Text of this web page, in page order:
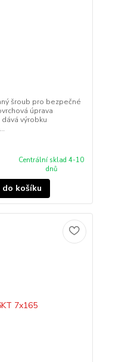
šroub pro bezpečné
úprava
výrobku
Centrální sklad 4-10
dnů
košíku